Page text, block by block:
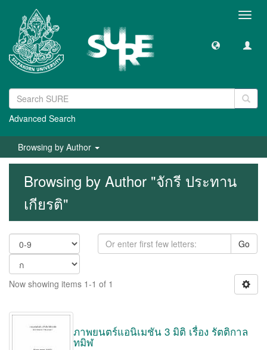
Advanced Search
Browsing by Author
Browsing by Author "จักรี ประทาน
เกียรติ"
Go
Now showing items 1-1 of 1
ภาพยนตร์แอนิเมชัน 3 มิติ เรื่อง รัตติกาล
ทมิฬ